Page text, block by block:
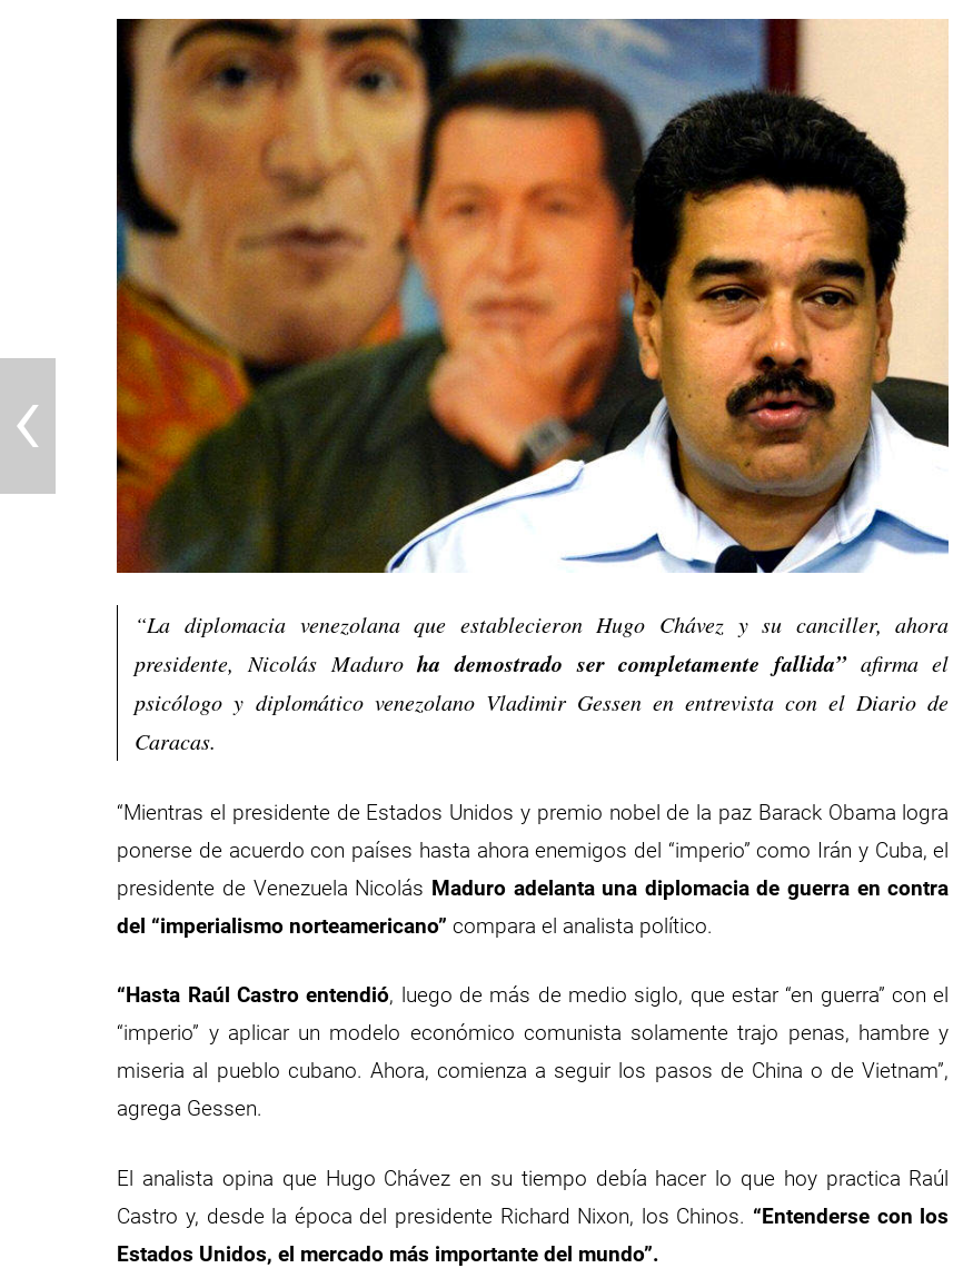
“La diplomacia venezolana que establecieron Hugo Chávez y su canciller, ahora
presidente, Nicolás Maduroha demostrado ser completamente fallida”afirma el
psicólogo y diplomático venezolano Vladimir Gessen en entrevista con el Diario de
Caracas.
“Mientras el presidente de Estados Unidos y premio nobel de la paz Barack Obama logra
ponerse de acuerdo con países hasta ahora enemigos del “imperio” como Irán y Cuba, el
presidente de Venezuela Nicolás Maduro adelanta una diplomacia de guerra en contra
del “imperialismo norteamericano” compara el analista político.
“Hasta Raúl Castro entendió, luego de más de medio siglo, que estar “en guerra” con el
“imperio” y aplicar un modelo económico comunista solamente trajo penas, hambre y
miseria al pueblo cubano. Ahora, comienza a seguir los pasos de China o de Vietnam”,
agrega Gessen.
El analista opina que Hugo Chávez en su tiempo debía hacer lo que hoy practica Raúl
Castro y, desde la época del presidente Richard Nixon, los Chinos. “Entenderse con los
Estados Unidos, el mercado más importante del mundo”.
‹